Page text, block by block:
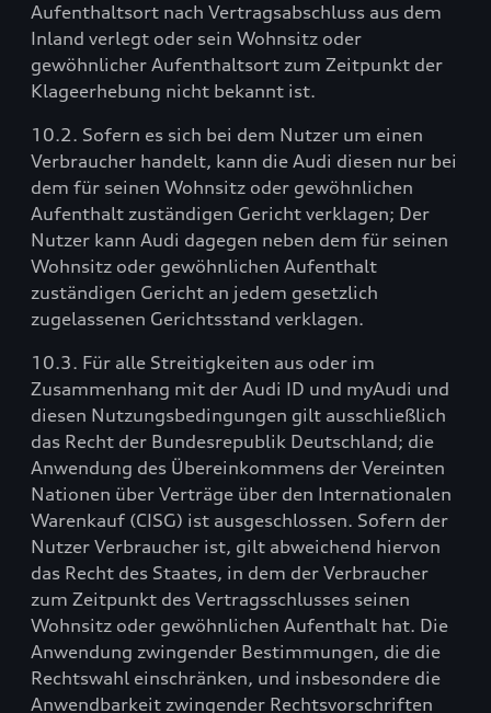
Aufenthaltsort nach Vertragsabschluss aus dem
Inland verlegt oder sein Wohnsitz oder
gewöhnlicher Aufenthaltsort zum Zeitpunkt der
Klageerhebung nicht bekannt ist.
10.2. Sofern es sich bei dem Nutzer um einen
Verbraucher handelt, kann die Audi diesen nur bei
dem für seinen Wohnsitz oder gewöhnlichen
Aufenthalt zuständigen Gericht verklagen; Der
Nutzer kann Audi dagegen neben dem für seinen
Wohnsitz oder gewöhnlichen Aufenthalt
zuständigen Gericht an jedem gesetzlich
zugelassenen Gerichtsstand verklagen.
10.3. Für alle Streitigkeiten aus oder im
Zusammenhang mit der Audi ID und myAudi und
diesen Nutzungsbedingungen gilt ausschließlich
das Recht der Bundesrepublik Deutschland; die
Anwendung des Übereinkommens der Vereinten
Nationen über Verträge über den Internationalen
Warenkauf (CISG) ist ausgeschlossen. Sofern der
Nutzer Verbraucher ist, gilt abweichend hiervon
das Recht des Staates, in dem der Verbraucher
zum Zeitpunkt des Vertragsschlusses seinen
Wohnsitz oder gewöhnlichen Aufenthalt hat. Die
Anwendung zwingender Bestimmungen, die die
Rechtswahl einschränken, und insbesondere die
Anwendbarkeit zwingender Rechtsvorschriften